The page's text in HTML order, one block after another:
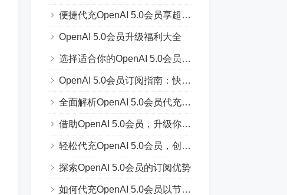
便捷代充OpenAI 5.0会员享超值服务
OpenAI 5.0会员升级福利大全
选择适合你的OpenAI 5.0会员代充方案
OpenAI 5.0会员订阅指南：快速上手
全面解析OpenAI 5.0会员代充流程
借助OpenAI 5.0会员，升级你的AI能力
轻松代充OpenAI 5.0会员，创新体验
探索OpenAI 5.0会员的订阅优势
如何代充OpenAI 5.0会员以节省费用